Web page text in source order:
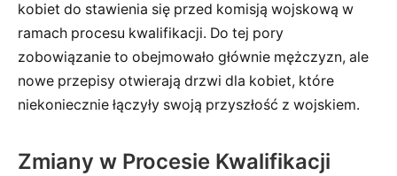
kobiet do stawienia się przed komisją wojskową w
ramach procesu kwalifikacji. Do tej pory
zobowiązanie to obejmowało głównie mężczyzn, ale
nowe przepisy otwierają drzwi dla kobiet, które
niekoniecznie łączyły swoją przyszłość z wojskiem.
Zmiany w Procesie Kwalifikacji